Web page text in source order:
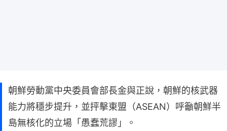
朝鮮勞動黨中央委員會部長金與正說，朝鮮的核武器
能力將穩步提升，並抨擊東盟（ASEAN）呼籲朝鮮半
島無核化的立場「愚蠢荒謬」。